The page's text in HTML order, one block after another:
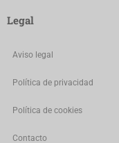
Legal
Aviso legal
Política de privacidad
Política de cookies
Contacto